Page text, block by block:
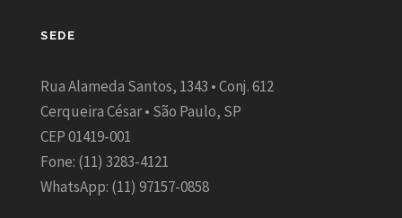
SEDE
Rua Alameda Santos, 1343 • Conj. 612
Cerqueira César • São Paulo, SP
CEP 01419-001
Fone: (11) 3283-4121
WhatsApp: (11) 97157-0858